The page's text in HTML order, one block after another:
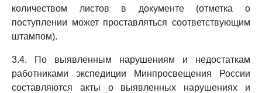
количеством листов в документе (отметка о
поступлении может проставляться соответствующим
штампом).
3.4. По выявленным нарушениям и недостаткам
работниками экспедиции Минпросвещения России
составляются акты о выявленных нарушениях и